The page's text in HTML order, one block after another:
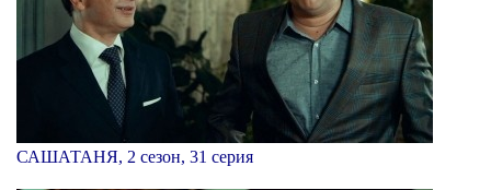
САШАТАНЯ, 2 сезон, 31 серия